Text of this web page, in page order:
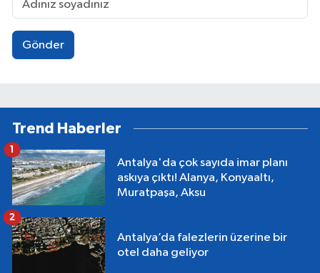
Gönder
Trend Haberler
Antalya'da çok sayıda imar planı
askıya çıktı! Alanya, Konyaaltı,
Muratpaşa, Aksu
1
Antalya’da falezlerin üzerine bir
otel daha geliyor
2